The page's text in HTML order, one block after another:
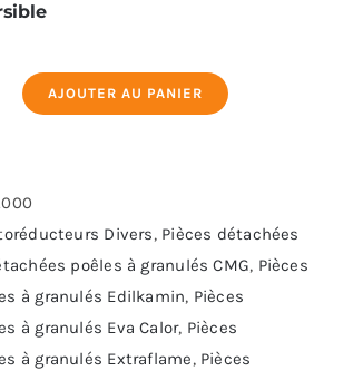
AJOUTER AU PANIER
Divers, Pièces détachées
poêles à granulés CMG, Pièces
à granulés Edilkamin, Pièces
à granulés Eva Calor, Pièces
à granulés Extraflame, Pièces